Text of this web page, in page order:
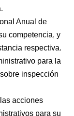
Anual de
competencia, y
respectiva.
para la
inspección
acciones
para su